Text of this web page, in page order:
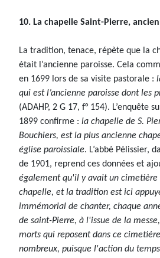
10. La chapelle Saint-Pierre,
La tradition, tenace, répète que la
était l’ancienne paroisse. Cela
en 1699 lors de sa visite pastorale :
qui est l’ancienne paroisse dont les
(ADAHP, 2 G 17, f° 154). L’enquête
1899 confirme : la chapelle de S.
Bouchiers, est la plus ancienne
église paroissiale. L’abbé Pélissier,
de 1901, reprend ces données et
également qu'il y avait un cimetière
chapelle, et la tradition est ici
immémorial de chanter, chaque
de saint-Pierre, à l'issue de la
morts qui reposent dans ce
nombreux, puisque l'action du